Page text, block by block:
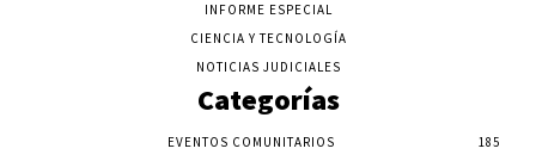
INFORME ESPECIAL
CIENCIA Y TECNOLOGÍA
NOTICIAS JUDICIALES
Categorías
EVENTOS COMUNITARIOS
185